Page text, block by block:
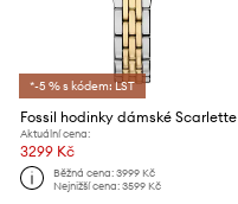
*-5 % s kódem: LST
Fossil hodinky dámské Scarlette
Aktuální cena:
3299 Kč
Běžná cena:3999 Kč
Nejnižší cena:3599 Kč